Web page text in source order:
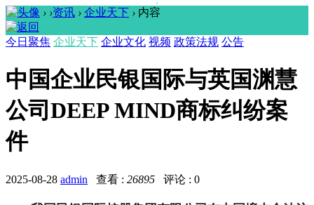
› ›资讯 › 企业天下 › 内容
今日聚焦 企业天下 企业文化 视频 政策法规 公告
中国企业民银国际与英国渊慧
公司DEEP MIND商标纠纷案
件
2025-08-28 admin 查看 : 26895 评论 : 0